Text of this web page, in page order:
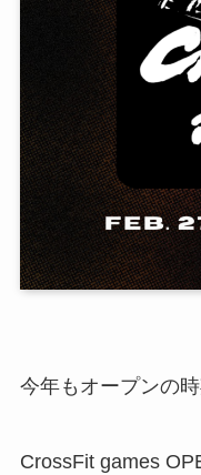
今年もオープンの
CrossFit games